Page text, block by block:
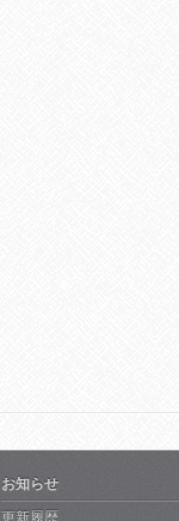
お知らせ
更新履歴